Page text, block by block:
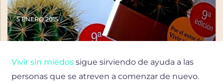
5 ENERO 2015
Vivir sin miedos sigue sirviendo de ayuda a las
personas que se atreven a comenzar de nuevo.